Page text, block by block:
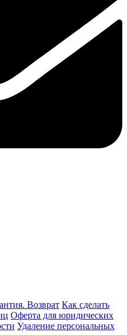
Возврат Как сделать
Оферта для юридических
Удаление персональных